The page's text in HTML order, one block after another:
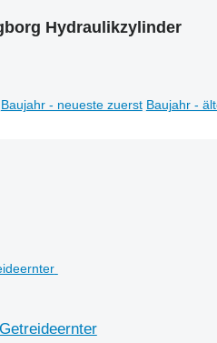
Hydraulikzylinder
Baujahr - neueste zuerst Baujahr -